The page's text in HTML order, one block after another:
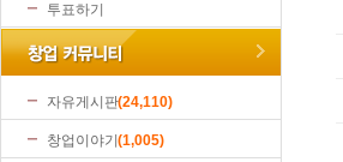
투표하기
자유게시판(24,110)
창업이야기(1,005)